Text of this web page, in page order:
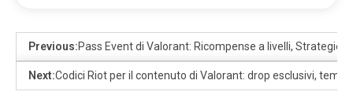
Previous:Pass Event di Valorant: Ricompense a livelli, Strategie
Next:Codici Riot per il contenuto di Valorant: drop esclusivi,